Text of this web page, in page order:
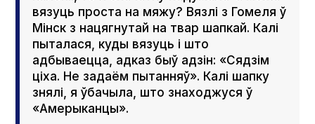
вязуць проста на мяжу? Вязлі з Гомеля ў
Мінск з нацягнутай на твар шапкай. Калі
пыталася, куды вязуць і што
адбываецца, адказ быў адзін: «Сядзім
ціха. Не задаём пытанняў». Калі шапку
знялі, я ўбачыла, што знаходжуся ў
«Амерыканцы».